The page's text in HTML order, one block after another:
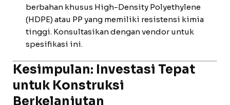
berbahan khusus High-Density Polyethylene
(HDPE) atau PP yang memiliki resistensi kimia
tinggi. Konsultasikan dengan vendor untuk
spesifikasi ini.
Kesimpulan: Investasi Tepat
untuk Konstruksi
Berkelanjutan